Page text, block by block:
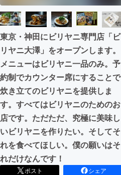
ビジネス・起業
まちづくり・地域活性
CAMPFIRE for Social Good
CAMPFIREふるさと納税
東京・神田にビリヤニ専門店「ビ
リヤニ大澤」をオープンします。
メニューはビリヤニ一品のみ。予
約制でカウンター席にすることで
炊き立てのビリヤニを提供しま
す。すべてはビリヤニのためのお
店です。ただただ、究極に美味し
いビリヤニを作りたい。そしてそ
れを食べてほしい。僕の願いはそ
れだけなんです！
ポスト
シェア